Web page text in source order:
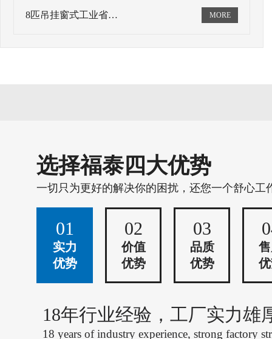
8匹吊挂窗式工业省…
选择福泰四大优势
一切只为更好的解决你的困扰，还您一个舒心工
01
实力
优势
02
价值
优势
03
品质
优势
18年行业经验，工厂实力雄
18 years of industry experience, strong factory